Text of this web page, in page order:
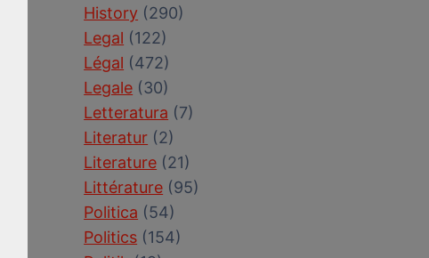
History (290)
Legal (122)
Légal (472)
Legale (30)
Letteratura (7)
Literatur (2)
Literature (21)
Littérature (95)
Politica (54)
Politics (154)